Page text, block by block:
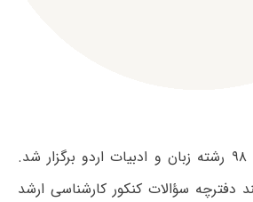
آزمون کارشناسی ارشد ۹۸ رشته زبان و ادبیات اردو برگزار شد.
دفترچه سؤالات کنکور کارشناسی ارشد